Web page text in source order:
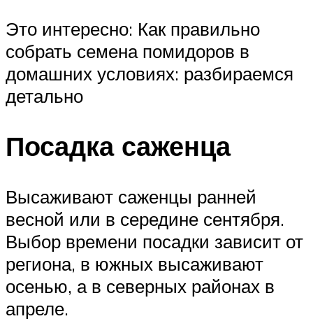
Это интересно: Как правильно
собрать семена помидоров в
домашних условиях: разбираемся
детально
Посадка саженца
Высаживают саженцы ранней
весной или в середине сентября.
Выбор времени посадки зависит от
региона, в южных высаживают
осенью, а в северных районах в
апреле.